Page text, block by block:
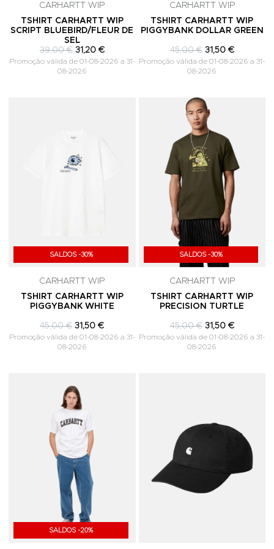
CARHARTT WIP
TSHIRT CARHARTT WIP
SCRIPT BLUEBIRD/FLEUR DE
SEL
39,00 € 31,20 €
Promoção válida de 01-08-2026 a 31-
08-2026
CARHARTT WIP
TSHIRT CARHARTT WIP
PIGGYBANK DOLLAR GREEN
45,00 € 31,50 €
Promoção válida de 01-08-2026 a 31-
08-2026
SALDOS -30%
Adicionar aos Favoritos
CARHARTT WIP
TSHIRT CARHARTT WIP
PIGGYBANK WHITE
45,00 € 31,50 €
Promoção válida de 01-08-2026 a 31-
08-2026
SALDOS -30%
CARHARTT WIP
TSHIRT CARHARTT WIP
PRECISION TURTLE
45,00 € 31,50 €
Promoção válida de 01-08-2026 a 31-
08-2026
SALDOS -20%